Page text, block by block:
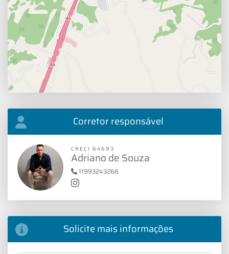
Corretor responsável
CRECI 64693
Adriano de Souza
11993243266
Solicite mais informações